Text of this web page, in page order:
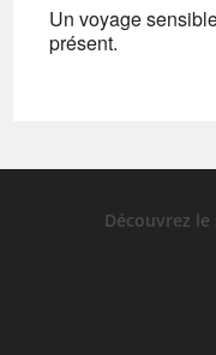
Un voyage
présent.
Découvrez